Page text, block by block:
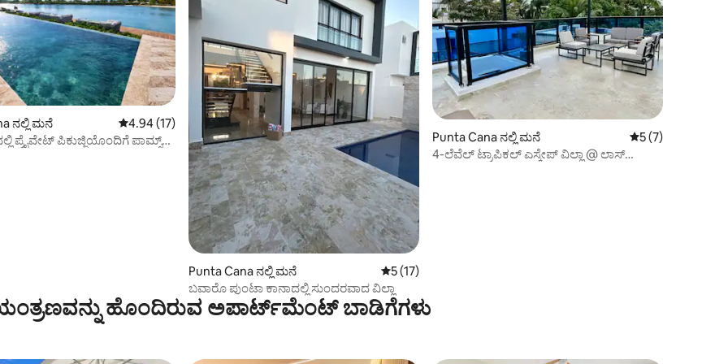
54 ವಿಮರ್ಶೆಗಳು
ನಲ್ಲಿ ಮನೆ 5 ರಲ್ಲಿ 4.94 ಸರಾಸರಿ ರೇಟಿಂಗ್, 17 ವಿಮರ್ಶೆಗಳು
4.94 (17)
ಪ್ರೈವೇಟ್ ಪಿಕುಜ್ಜಿಯೊಂದಿಗೆ ಪಾಮ್ಸ್
Punta Cana ನಲ್ಲಿ ಮನೆ 5 ರಲ್ಲಿ 5 ಸರಾಸರಿ ರೇಟಿಂಗ್, 17 ವಿಮರ್ಶೆಗಳು
5 (17)
ಬವಾರೊ ಪುಂಟಾ ಕಾನಾದಲ್ಲಿ ಸುಂದರವಾದ ವಿಲ್ಲಾ
Punta Cana ನಲ್ಲಿ ಮನೆ 5 ರಲ್ಲಿ 5 ಸರಾಸರಿ
5 (7)
4-ಲೆವೆಲ್ ಟ್ರಾಪಿಕಲ್ ಎಸ್ಕೇಪ್ ವಿಲ್ಲಾ @ ಲಾಸ್
ಹೊಂದಿರುವ ಅಪಾರ್ಟ್‌ಮೆಂಟ್‌ ಬಾಡಿಗೆಗಳು